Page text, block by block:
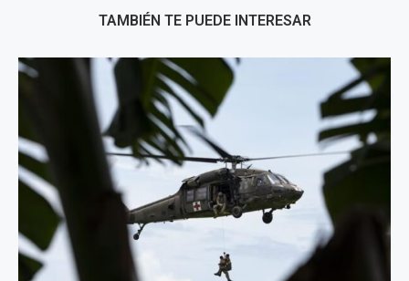
TAMBIÉN TE PUEDE INTERESAR